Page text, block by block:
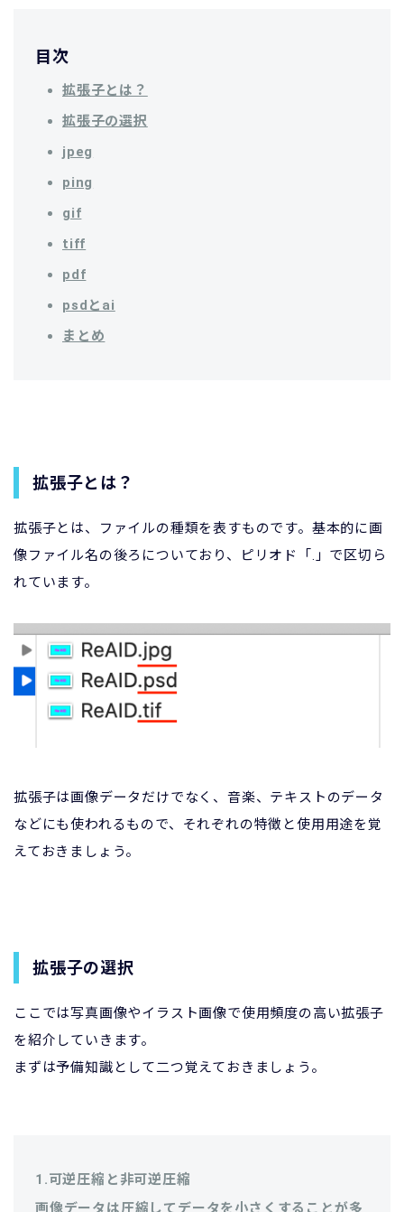
目次
拡張子とは？
拡張子の選択
jpeg
ping
gif
tiff
pdf
psdとai
まとめ
拡張子とは？
拡張子とは、ファイルの種類を表すものです。基本的に画
像ファイル名の後ろについており、ピリオド「.」で区切ら
れています。
拡張子は画像データだけでなく、音楽、テキストのデータ
などにも使われるもので、それぞれの特徴と使用用途を覚
えておきましょう。
拡張子の選択
ここでは写真画像やイラスト画像で使用頻度の高い拡張子
を紹介していきます。
まずは予備知識として二つ覚えておきましょう。
1.可逆圧縮と非可逆圧縮
画像データは圧縮してデータを小さくすることが多